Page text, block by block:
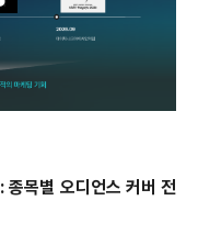
:종목별 오디언스 커버 전